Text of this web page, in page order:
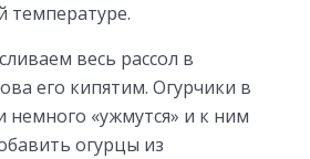
температуре.
весь рассол в
его кипятим. Огурчики в
немного «ужмутся» и к ним
огурцы из